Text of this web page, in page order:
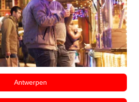
Antwerpen